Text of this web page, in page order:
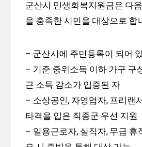
군산시 민생회복지원금은 다
을 충족한 시민을 대상으로 합
– 군산시에 주민등록이 되어
– 기준 중위소득 이하 가구 구
근 소득 감소가 입증된 자
– 소상공인, 자영업자, 프리랜
타격을 입은 직종군 우선 지원
– 일용근로자, 실직자, 무급 휴